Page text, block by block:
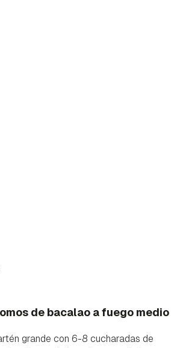
de bacalao a fuego medio
grande con 6-8 cucharadas de